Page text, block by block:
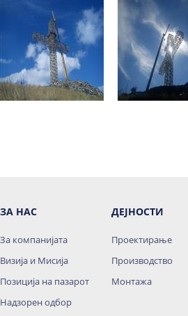
ЗА НАС
За компанијата
Визија и Мисија
Позиција на пазарот
Надзорен одбор
ДЕЈНОСТИ
Проектирање
Производство
Монтажа